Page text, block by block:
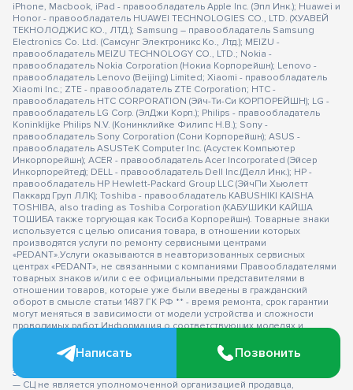
iPhone, Macbook, iPad - правообладатель Apple Inc. (Эпл Инк.); Huawei и
Honor - правообладатель HUAWEI TECHNOLOGIES CO., LTD. (ХУАВЕЙ
ТЕКНОЛОДЖИС КО., ЛТД.); Samsung – правообладатель Samsung
Electronics Co. Ltd. (Самсунг Электроникс Ко., Лтд.); MEIZU -
правообладатель MEIZU TECHNOLOGY CO., LTD.; Nokia -
правообладатель Nokia Corporation (Нокиа Корпорейшн); Lenovo -
правообладатель Lenovo (Beijing) Limited; Xiaomi - правообладатель
Xiaomi Inc.; ZTE - правообладатель ZTE Corporation; HTC -
правообладатель HTC CORPORATION (Эйч-Ти-Си КОРПОРЕЙШН); LG -
правообладатель LG Corp. (ЭлДжи Корп.); Philips - правообладатель
Koninklijke Philips N.V. (Конинклийке Филипс Н.В.); Sony -
правообладатель Sony Corporation (Сони Корпорейшн); ASUS -
правообладатель ASUSTeK Computer Inc. (Асустек Компьютер
Инкорпорейшн); ACER - правообладатель Acer Incorporated (Эйсер
Инкорпорейтед); DELL - правообладатель Dell Inc.(Делл Инк.); HP -
правообладатель HP Hewlett-Packard Group LLC (ЭйчПи Хьюлетт
Паккард Груп ЛЛК); Toshiba - правообладатель KABUSHIKI KAISHA
TOSHIBA, also trading as Toshiba Corporation (КАБУШИКИ КАЙША
ТОШИБА также торгующая как Тосиба Корпорейшн). Товарные знаки
используется с целью описания товара, в отношении которых
производятся услуги по ремонту сервисными центрами
«PEDANT».Услуги оказываются в неавторизованных сервисных
центрах «PEDANT», не связанными с компаниями Правообладателями
товарных знаков и/или с ее официальными представителями в
отношении товаров, которые уже были введены в гражданский
оборот в смысле статьи 1487 ГК РФ ** - время ремонта, срок гарантии
могут меняться в зависимости от модели устройства и сложности
проводимых работ Информация о соответствующих моделях и
комплектациях и их наличии, ценах, возможных выгодах и условиях
приобретения доступна в сервисных центрах Pedant.ru. Не является
публичной офертой.
Оферта на сервисное обслуживание
Застрахованного имущества
— СЦ не является уполномоченной организацией продавца,
Написать Позвонить